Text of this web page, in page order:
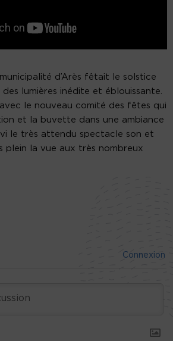
d’Arès fêtait le solstice
lumières inédite et éblouissante.
le nouveau comité des fêtes qui
et la buvette dans une ambiance
le très attendu spectacle son et
plein la vue aux très nombreux
Connexion